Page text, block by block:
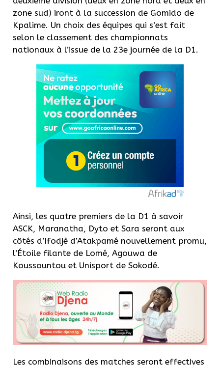
zone sud) iront à la succession de Gomido de
Kpalime. Un choix des équipes qui s’est fait
selon le classement des championnats
nationaux à l’issue de la 23e journée de la D1.
Ainsi, les quatre premiers de la D1 à savoir
ASCK, Maranatha, Dyto et Sara seront aux
côtés d’Ifodjè d’Atakpamé nouvellement promu,
l’Étoile filante de Lomé, Agouwa de
Koussountou et Unisport de Sokodé.
Les combinaisons des matches seront effectives